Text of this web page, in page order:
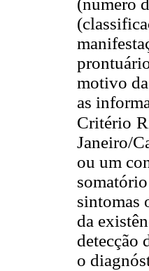
(número
motivo
as
Critério
Janeiro/
ou um
sintomas
da
detecção
o